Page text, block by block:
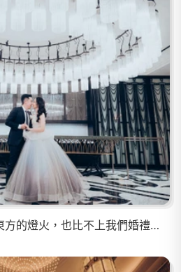
《台北婚禮攝影》文華東方的燈火，也比不上我們婚禮中甜蜜的光